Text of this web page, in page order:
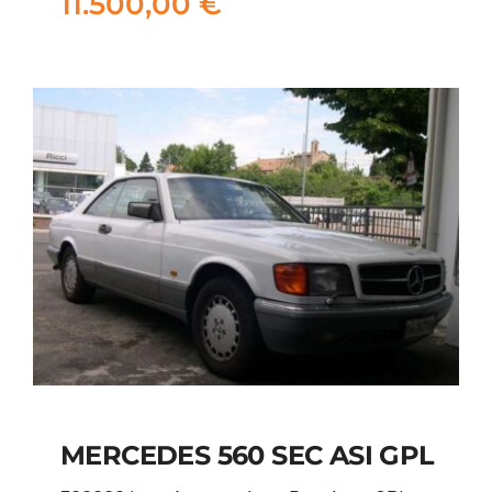
11.500,00
MERCEDES 560 SEC ASI GPL